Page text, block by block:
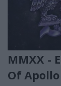
MMXX -
Of